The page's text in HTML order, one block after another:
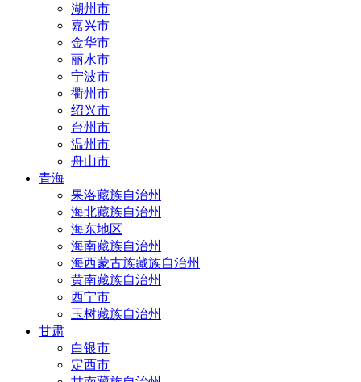
湖州市
嘉兴市
金华市
丽水市
宁波市
衢州市
绍兴市
台州市
温州市
舟山市
青海
果洛藏族自治州
海北藏族自治州
海东地区
海南藏族自治州
海西蒙古族藏族自治州
黄南藏族自治州
西宁市
玉树藏族自治州
甘肃
白银市
定西市